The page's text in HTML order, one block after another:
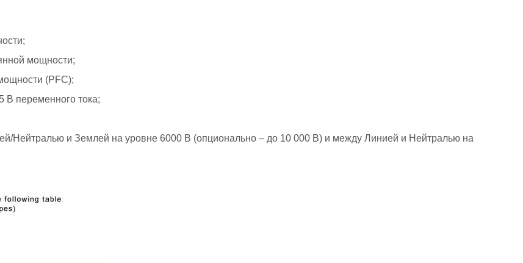
мощности;
(PFC);
В переменного тока;
Нейтралью и Землей на уровне 6000 В (опционально – до 10 000 В) и между Линией и Нейтралью на